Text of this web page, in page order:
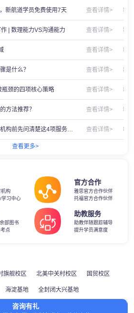
新航道学员免费使用7天 查看详情>
| 数理能力VS沟通能力 查看详情>
查看详情>
是什么？ 查看详情>
瓶颈的四项核心策略 查看详情>
方法推荐？ 查看详情>
雅思作文写完没人批？选机构前先问清楚这4项服务含不含 查看详情>
查看更多>
构
学习中心
官方合作
雅思官方合作伙伴
托福官方合作伙伴
部图书
点
助教服务
助教伴随跟踪辅导
提升学员满意度
旗舰校区 北美中关村校区 国贸校区
海淀基地 全封闭大兴基地
咨询有礼